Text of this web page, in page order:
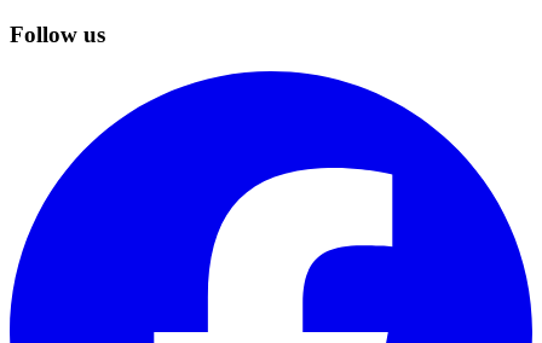
Follow us